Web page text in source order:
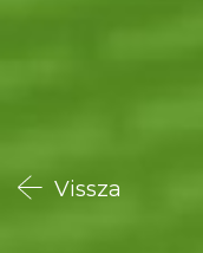
Vissza